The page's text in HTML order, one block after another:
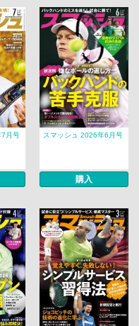
7月号 スマッシュ 2026年6月号
購入